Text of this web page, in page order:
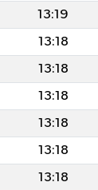
13:19
13:18
13:18
13:18
13:18
13:18
13:18